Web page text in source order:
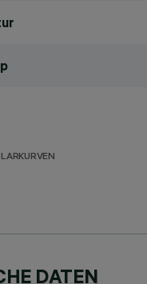
DATEN